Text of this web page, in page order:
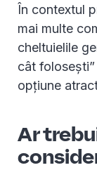
În contextul
mai multe
cheltuielile
cât
opțiune
Ar